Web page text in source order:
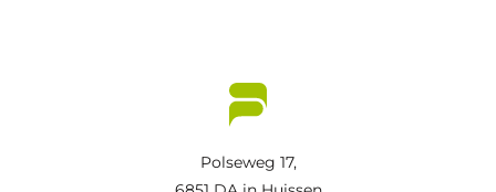
Polseweg 17,